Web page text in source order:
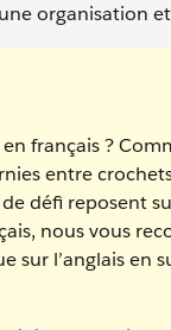
organisation
français ?
entre
défi reposent
nous vous
sur l’anglais en